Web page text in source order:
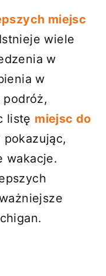
miejsc
wiele
w
w
listę miejsc do
pokazując,
wakacje.